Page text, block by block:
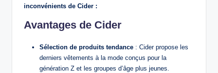
inconvénients de Cider :
Avantages de Cider
Sélection de produits tendance : Cider propose les
derniers vêtements à la mode conçus pour la
génération Z et les groupes d’âge plus jeunes.